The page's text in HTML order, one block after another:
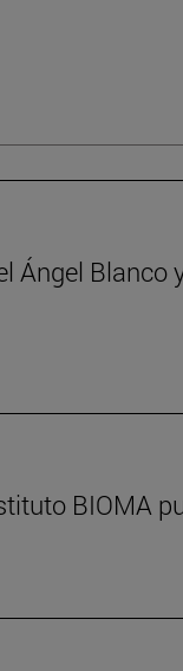
Ángel Blanco
BIOMA